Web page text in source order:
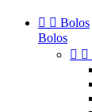
  Bolos
Bolos
 